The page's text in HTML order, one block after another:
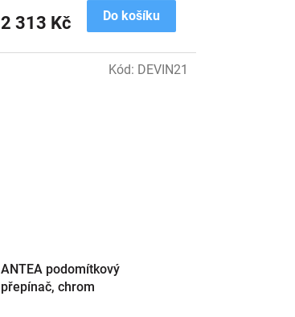
2 313 Kč Do košíku
ANTEA podomítkový
přepínač, chrom
Kód: DEVIN21